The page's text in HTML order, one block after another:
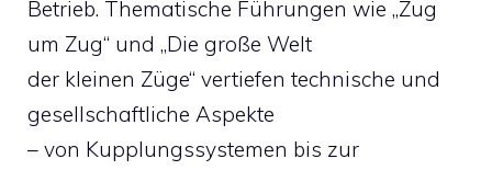
Betrieb. Thematische Führungen wie „Zug
um Zug“ und „Die große Welt
der kleinen Züge“ vertiefen technische und
gesellschaftliche Aspekte
– von Kupplungssystemen bis zur